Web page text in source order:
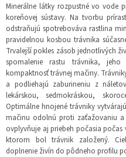
Minerálne látky rozpustné vo vode
koreňovej sústavy. Na tvorbu
odstraňujú spotrebováva rastlina
pravidelnou kosbou trávnika
Trvalejší pokles zásob jednotlivých
spomalenie rastu trávnika,
kompaktnosť trávnej mačiny.
a podliehajú zaburineniu z
lekárskou, sedmokráskou,
Optimálne hnojené trávniky
mačinu odolnú proti zaťažovaniu
ovplyvňuje aj priebeh počasia
ktorom bol trávnik založený.
doplnenie živín do pôdneho profilu